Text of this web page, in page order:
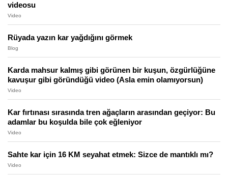
videosu
Video
Rüyada yazın kar yağdığını görmek
Blog
Karda mahsur kalmış gibi görünen bir kuşun, özgürlüğüne
kavuşur gibi göründüğü video (Asla emin olamıyorsun)
Video
Kar fırtınası sırasında tren ağaçların arasından geçiyor: Bu
adamlar bu koşulda bile çok eğleniyor
Video
Sahte kar için 16 KM seyahat etmek: Sizce de mantıklı mı?
Video